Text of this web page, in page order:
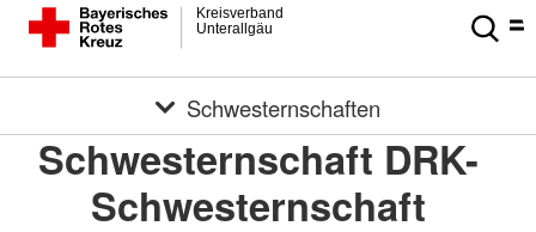
Unterallgäu
Kreisverband
Schwesternschaften
Schwesternschaft DRK-
Schwesternschaft